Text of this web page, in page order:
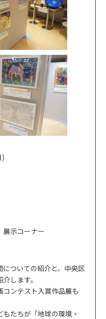
)
展示コーナー
ついての紹介と、中央区
します。
ンテスト入賞作品展も
たちが「地球の環境・